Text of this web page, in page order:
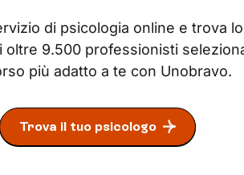
di psicologia online e trova
oltre 9.500 professionisti
più adatto a te con Unobravo.
Trova il tuo psicologo